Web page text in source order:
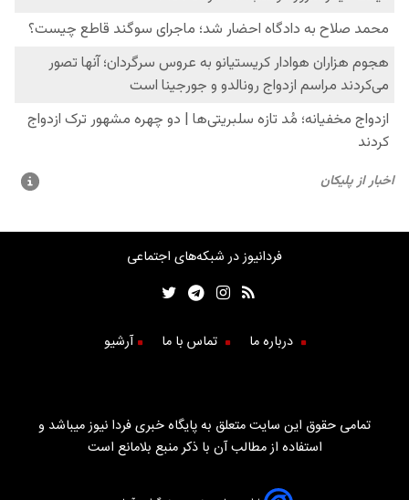
فردانیوز در شبکه‌های اجتماعی
درباره ما تماس با ما آرشیو
تمامی حقوق این سایت متعلق به پایگاه خبری فردا نیوز میباشد و
استفاده از مطالب آن با ذکر منبع بلامانع است